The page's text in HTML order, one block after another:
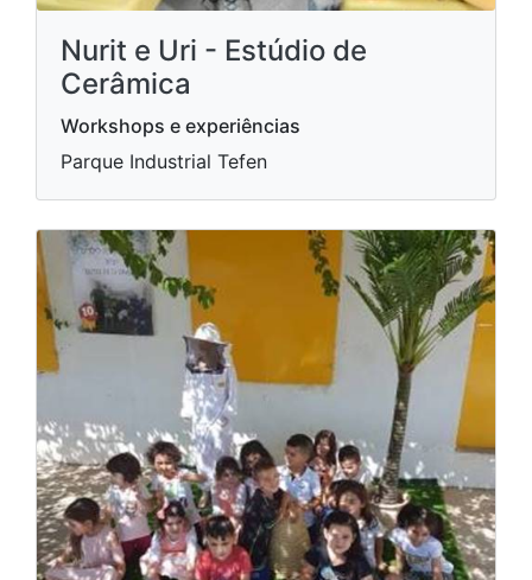
Nurit e Uri - Estúdio de
Cerâmica
Workshops e experiências
Parque Industrial Tefen